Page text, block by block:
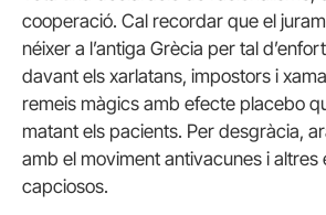
cooperació. Cal recordar que el
néixer a l’antiga Grècia per tal
davant els xarlatans, impostors i
remeis màgics amb efecte placebo
matant els pacients. Per desgràcia,
amb el moviment antivacunes i altres
capciosos.